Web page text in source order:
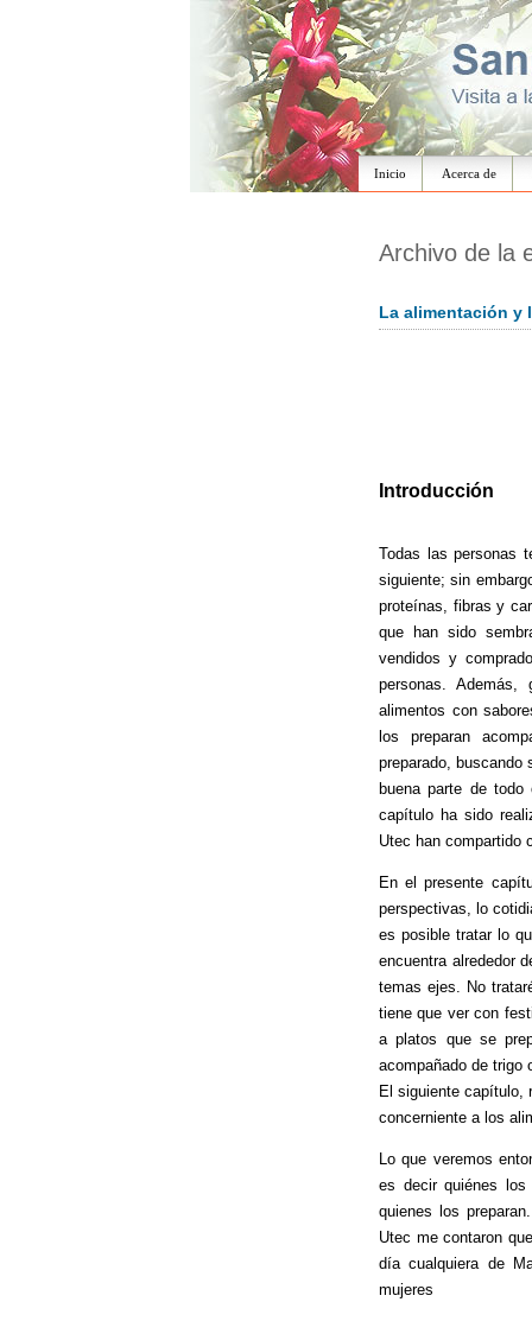
Inicio Acerca de
Archivo de la
La alimentación y
Introducción
Todas las personas
siguiente; sin
proteínas, fibras y
que han sido
vendidos y
personas. Además,
alimentos con
los preparan
preparado,
buena parte de
capítulo ha sido
Utec han compartido
En el presente
perspectivas, lo
es posible tratar lo
encuentra alrededor
temas ejes. No
tiene que ver con
a platos que se
acompañado de trigo
El siguiente capítulo,
concerniente a los
Lo que veremos
es decir quiénes los
quienes los
Utec me contaron
día cualquiera de
mujeres